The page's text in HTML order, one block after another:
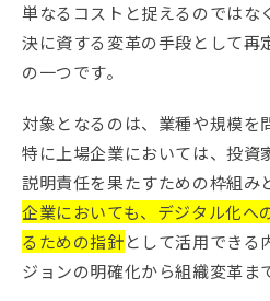
単なるコストと捉えるのではな
決に資する変革の手段として再
の一つです。
対象となるのは、業種や規模を
特に上場企業においては、投資
説明責任を果たすための枠組み
企業においても、デジタル化へ
るための指針として活用できる
ジョンの明確化から組織変革ま